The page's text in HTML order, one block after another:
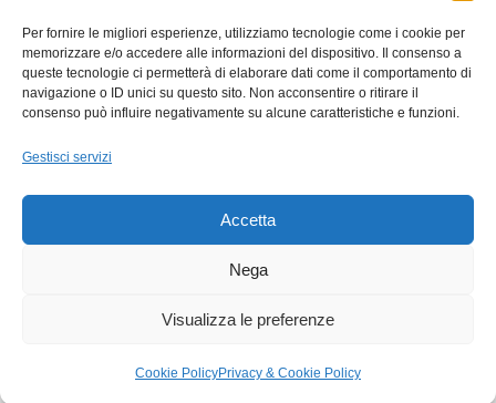
Per fornire le migliori esperienze, utilizziamo tecnologie come i cookie per
memorizzare e/o accedere alle informazioni del dispositivo. Il consenso a
queste tecnologie ci permetterà di elaborare dati come il comportamento di
navigazione o ID unici su questo sito. Non acconsentire o ritirare il
consenso può influire negativamente su alcune caratteristiche e funzioni.
Gestisci servizi
Accetta
Nega
Visualizza le preferenze
Cookie PolicyPrivacy & Cookie Policy
Dicembre 2012
Ottobre 2011
Dicembre 2010
Novembre 2010
Settembre 2010
Dott.ssa Mariangela Lecci - Consulente di Comunicazione e Marketing
Chi sono Contatti
Privacy & Cookie Policy
Cookie Policy (UE)